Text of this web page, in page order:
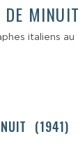
DE MINUIT
italiens
(1941)